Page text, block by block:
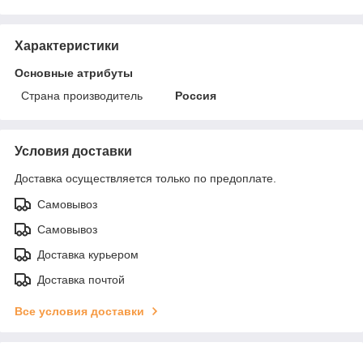
Характеристики
Основные атрибуты
Страна производитель
Россия
Условия доставки
Доставка осуществляется только по предоплате.
Самовывоз
Самовывоз
Доставка курьером
Доставка почтой
Все условия доставки